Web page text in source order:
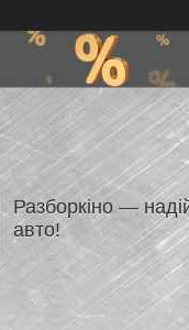
Разборкіно —
авто!